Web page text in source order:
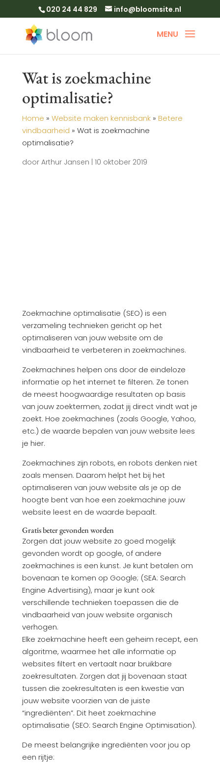
020 24 44 829 info@bloomsite.nl
Wat is zoekmachine
optimalisatie?
Home » Website maken kennisbank» Betere
vindbaarheid » Wat is zoekmachine
optimalisatie?
door Arthur Jansen 10 oktober 2019
Zoekmachine optimalisatie (SEO) is een
verzameling technieken gericht op het
optimaliseren van jouw website om de
vindbaarheid te verbeteren in zoekmachines.
Zoekmachines helpen ons door de eindeloze
informatie op het internet te filteren. Ze tonen
de meest hoogwaardige resultaten op basis
van jouw zoektermen, zodat jij direct vindt wat je
zoekt. Hoe zoekmachines (zoals Google, Yahoo,
etc.) de waarde bepalen van jouw website lees
je hier.
Zoekmachines zijn robots, en robots denken niet
zoals mensen. Daarom helpt het bij het
optimaliseren van jouw website als je op de
hoogte bent van hoe een zoekmachine jouw
website leest en de waarde bepaalt.
Gratis beter gevonden worden
Zorgen dat jouw website zo goed mogelijk
gevonden wordt op google, of andere
zoekmachines is een kunst. Je kunt betalen om
bovenaan te komen op Google; (SEA: Search
Engine Advertising), maar je kunt ook
verschillende technieken toepassen die de
vindbaarheid van jouw website organisch
verhogen.
Elke zoekmachine heeft een geheim recept, een
algoritme, waarmee het alle informatie op
websites filtert en vertaalt naar bruikbare
zoekresultaten. Zorgen dat jij bovenaan staat
tussen die zoekresultaten is een kwestie van
jouw website voorzien van de juiste
“ingrediënten”. Dit heet zoekmachine
optimalisatie (SEO: Search Engine Optimisation).
De meest belangrijke ingrediënten voor jou op
een rijtje: